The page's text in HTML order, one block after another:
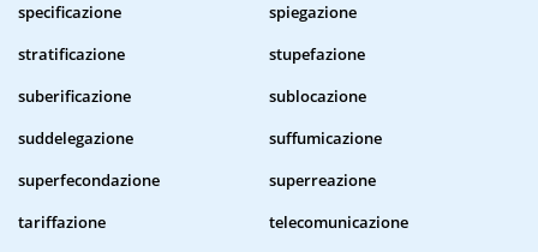
specificazione
spiegazione
stratificazione
stupefazione
suberificazione
sublocazione
suddelegazione
suffumicazione
superfecondazione
superreazione
tariffazione
telecomunicazione